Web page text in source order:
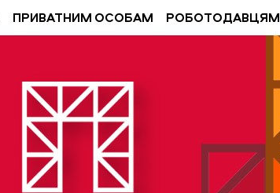
ПРИВАТНИМ ОСОБАМ РОБОТОДАВЦЯМ